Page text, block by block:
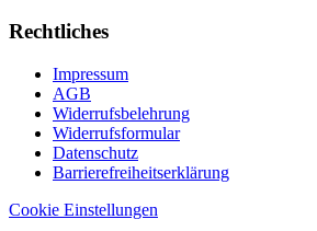
Rechtliches
Impressum
AGB
Widerrufsbelehrung
Widerrufsformular
Datenschutz
Barrierefreiheitserklärung
Cookie Einstellungen